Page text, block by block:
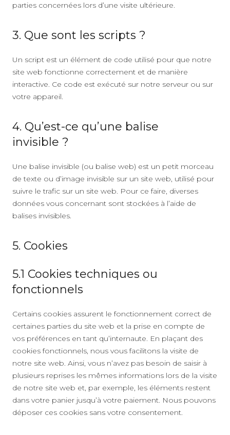
parties concernées lors d’une visite ultérieure.
3. Que sont les scripts ?
Un script est un élément de code utilisé pour que notre
site web fonctionne correctement et de manière
interactive. Ce code est exécuté sur notre serveur ou sur
votre appareil.
4. Qu’est-ce qu’une balise
invisible ?
Une balise invisible (ou balise web) est un petit morceau
de texte ou d’image invisible sur un site web, utilisé pour
suivre le trafic sur un site web. Pour ce faire, diverses
données vous concernant sont stockées à l’aide de
balises invisibles.
5. Cookies
5.1 Cookies techniques ou
fonctionnels
Certains cookies assurent le fonctionnement correct de
certaines parties du site web et la prise en compte de
vos préférences en tant qu’internaute. En plaçant des
cookies fonctionnels, nous vous facilitons la visite de
notre site web. Ainsi, vous n’avez pas besoin de saisir à
plusieurs reprises les mêmes informations lors de la visite
de notre site web et, par exemple, les éléments restent
dans votre panier jusqu’à votre paiement. Nous pouvons
déposer ces cookies sans votre consentement.